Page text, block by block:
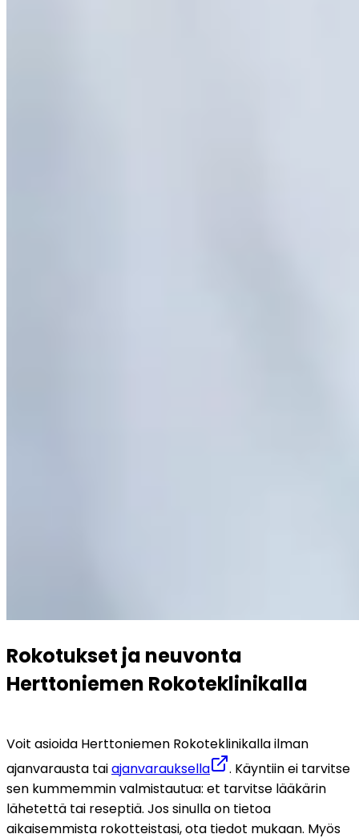
Rokotukset ja neuvonta
Herttoniemen Rokoteklinikalla
Voit asioida Herttoniemen Rokoteklinikalla ilman
ajanvarausta tai ajanvarauksella
. Käyntiin ei tarvitse
sen kummemmin valmistautua: et tarvitse lääkärin
lähetettä tai reseptiä. Jos sinulla on tietoa
aikaisemmista rokotteistasi, ota tiedot mukaan. Myös